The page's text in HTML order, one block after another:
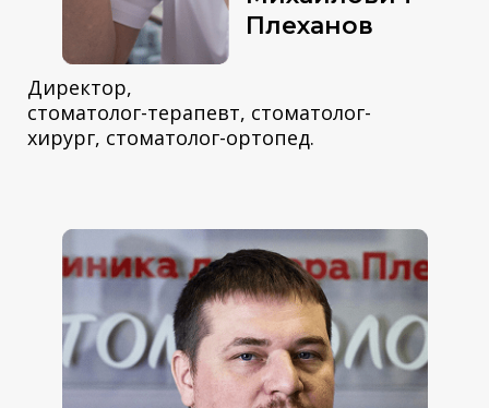
Директор,
стоматолог-терапевт, стоматолог-
хирург, стоматолог-ортопед.
Плеханов